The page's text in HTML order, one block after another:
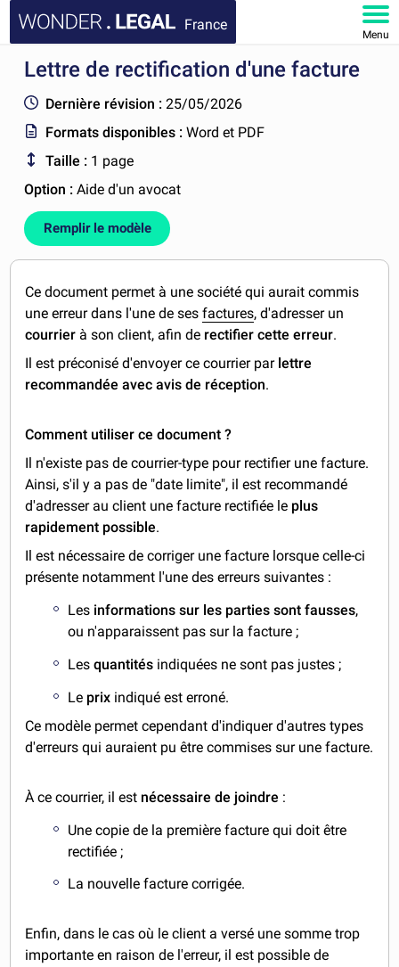
France
Menu
ACCUEIL
DOCUMENTS
FAQ
MON COMPTE
Lettre de rectification d'une facture
Dernière révision : 25/05/2026
Formats disponibles :Word et PDF
Taille : 1 page
Option :Aide d'un avocat
Remplir le modèle
Ce document permet à une société qui aurait commis
une erreur dans l'une de sesfactures, d'adresser un
courrier à son client, afin de rectifier cette erreur.
Il est préconisé d'envoyer ce courrier par lettre
recommandée avec avis de réception.
Comment utiliser ce document ?
Il n'existe pas de courrier-type pour rectifier une facture.
Ainsi, s'il y a pas de "date limite", il est recommandé
d'adresser au client une facture rectifiée le plus
rapidement possible.
Il est nécessaire de corriger une facture lorsque celle-ci
présente notamment l'une des erreurs suivantes :
Les informations sur les parties sont fausses,
ou n'apparaissent pas sur la facture ;
Lesquantités indiquées ne sont pas justes ;
Le prix indiqué est erroné.
Ce modèle permet cependant d'indiquer d'autres types
d'erreurs qui auraient pu être commises sur une facture.
À ce courrier, il est nécessaire de joindre :
Une copie de la première facture qui doit être
rectifiée ;
La nouvelle facture corrigée.
Enfin, dans le cas où le client a versé une somme trop
importante en raison de l'erreur, il est possible de